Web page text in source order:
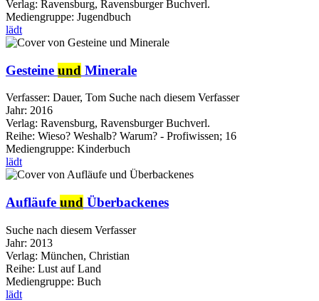
Verlag: Ravensburg, Ravensburger Buchverl.
Mediengruppe: Jugendbuch
lädt
Gesteine und Minerale
Verfasser: Dauer, Tom Suche nach diesem Verfasser
Jahr: 2016
Verlag: Ravensburg, Ravensburger Buchverl.
Reihe: Wieso? Weshalb? Warum? - Profiwissen; 16
Mediengruppe: Kinderbuch
lädt
Aufläufe und Überbackenes
Suche nach diesem Verfasser
Jahr: 2013
Verlag: München, Christian
Reihe: Lust auf Land
Mediengruppe: Buch
lädt